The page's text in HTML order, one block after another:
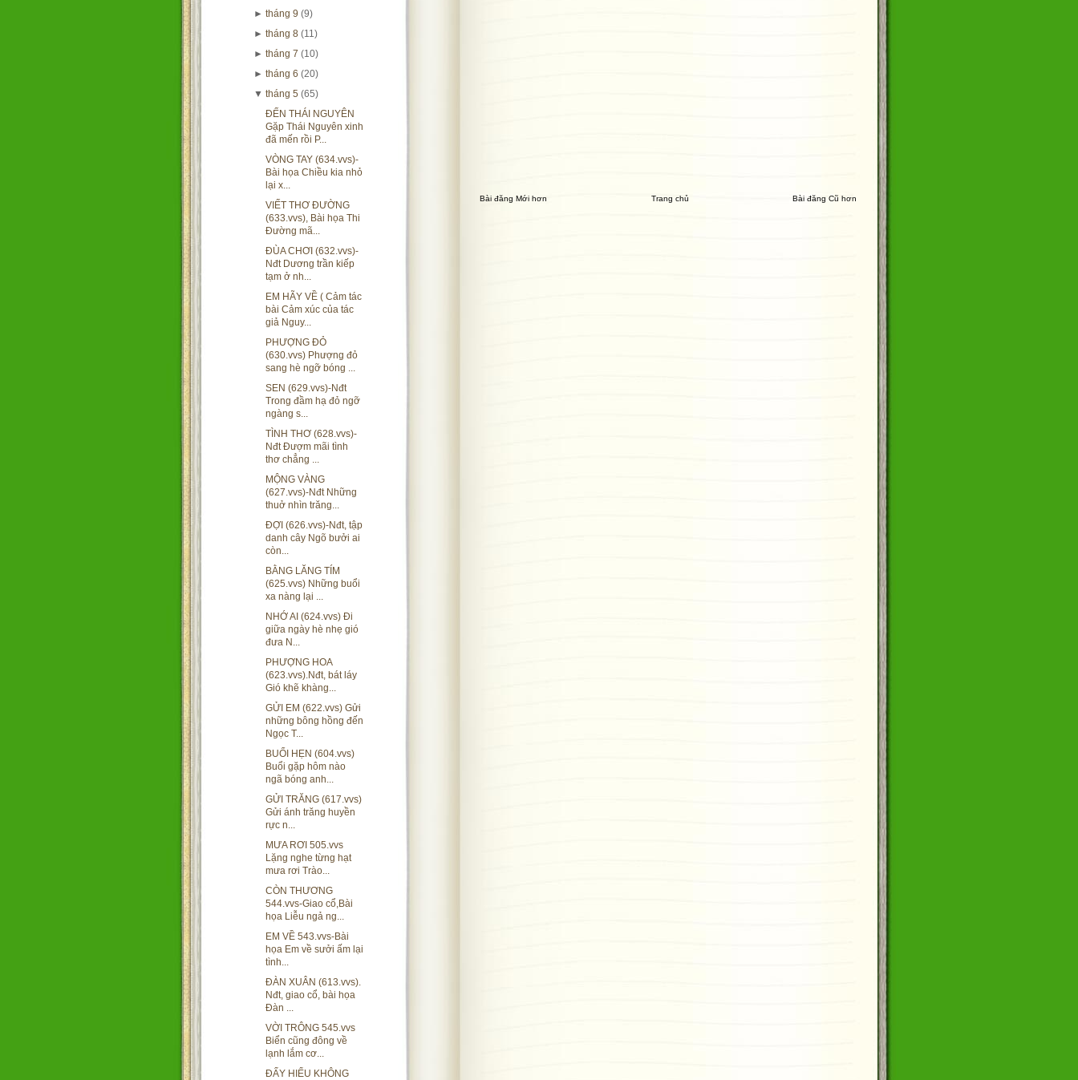
► tháng 9 (9)
► tháng 8 (11)
► tháng 7 (10)
► tháng 6 (20)
▼ tháng 5 (65)
ĐẾN THÁI NGUYÊN
Gặp Thái Nguyên xinh
đã mến rồi P...
VÒNG TAY (634.vvs)-
Bài họa Chiều kia nhỏ
lại x...
VIẾT THƠ ĐƯỜNG
(633.vvs), Bài họa Thi
Đường mã...
ĐÙA CHƠI (632.vvs)-
Nđt Dương trần kiếp
tạm ở nh...
EM HÃY VỀ ( Cảm tác
bài Cảm xúc của tác
giả Nguy...
PHƯỢNG ĐỎ
(630.vvs) Phượng đỏ
sang hè ngỡ bóng ...
SEN (629.vvs)-Nđt
Trong đầm hạ đỏ ngỡ
ngàng s...
TÌNH THƠ (628.vvs)-
Nđt Đượm mãi tình
thơ chẳng ...
MỘNG VÀNG
(627.vvs)-Nđt Những
thuở nhìn trăng...
ĐỢI (626.vvs)-Nđt, tập
danh cây Ngõ bưởi ai
còn...
BẰNG LĂNG TÍM
(625.vvs) Những buổi
xa nàng lại ...
NHỚ AI (624.vvs) Đi
giữa ngày hè nhẹ gió
đưa N...
PHƯỢNG HOA
(623.vvs).Nđt, bát láy
Gió khẽ khàng...
GỬI EM (622.vvs) Gửi
những bông hồng đến
Ngọc T...
BUỔI HẸN (604.vvs)
Buổi gặp hôm nào
ngã bóng anh...
GỬI TRĂNG (617.vvs)
Gửi ánh trăng huyền
rực n...
MƯA RƠI 505.vvs
Lặng nghe từng hạt
mưa rơi Trào...
CÒN THƯƠNG
544.vvs-Giao cổ,Bài
họa Liễu ngả ng...
EM VỀ 543.vvs-Bài
họa Em về sưởi ấm lại
tình...
ĐÀN XUÂN (613.vvs).
Nđt, giao cổ, bài họa
Đàn ...
VỜI TRÔNG 545.vvs
Biển cũng đông về
lạnh lắm cơ...
ĐẤY HIỂU KHÔNG
Bài đăng Mới hơn Bài đăng Cũ hơn
Trang chủ